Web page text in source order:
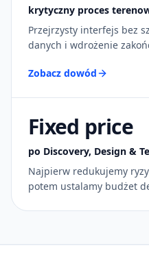
krytyczny proces
Przejrzysty interfejs bez
danych i wdrożenie
Zobacz dowód
Fixed price
po Discovery, Design &
Najpierw redukujemy
potem ustalamy budżet